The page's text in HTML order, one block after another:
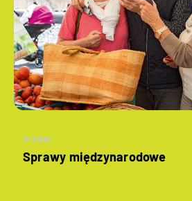
Artikel
Sprawy międzynarodowe